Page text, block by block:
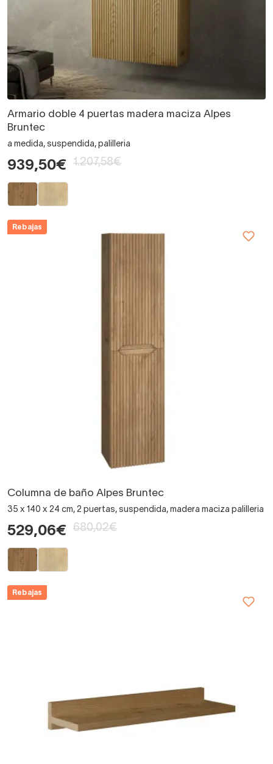
Armario doble 4 puertas madera maciza Alpes
Bruntec
a medida, suspendida, palilleria
939,50€ 1.207,58€
Rebajas
Columna de baño Alpes Bruntec
35 x 140 x 24 cm, 2 puertas, suspendida, madera maciza palilleria
529,06€ 680,02€
Rebajas